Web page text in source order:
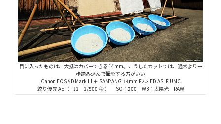
目に入ったものは、大抵はカバーできる 14mm。こうしたカットでは、通常より一
歩踏み込んで撮影する方がいい
Canon EOS 5D Mark III ＋ SAMYANG 14mm F2.8 ED AS IF UMC
絞り優先 AE（ F11 1/500 秒 ） ISO：200 WB：太陽光 RAW